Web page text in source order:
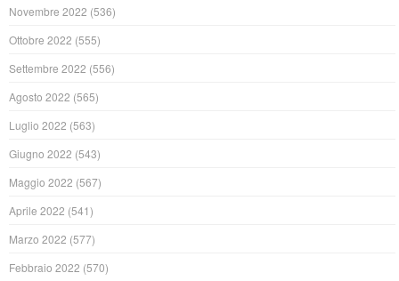
Novembre 2022 (536)
Ottobre 2022 (555)
Settembre 2022 (556)
Agosto 2022 (565)
Luglio 2022 (563)
Giugno 2022 (543)
Maggio 2022 (567)
Aprile 2022 (541)
Marzo 2022 (577)
Febbraio 2022 (570)